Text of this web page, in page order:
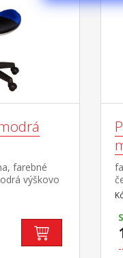
farebné
výškovo
39-48 cm
chrbta,